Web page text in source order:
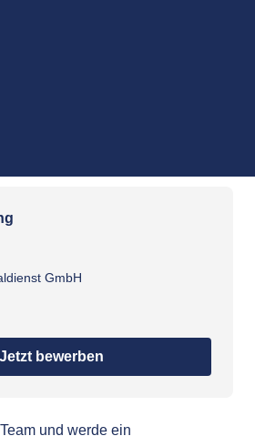
w/d) 500
GmbH
Jetzt bewerben
und werde ein